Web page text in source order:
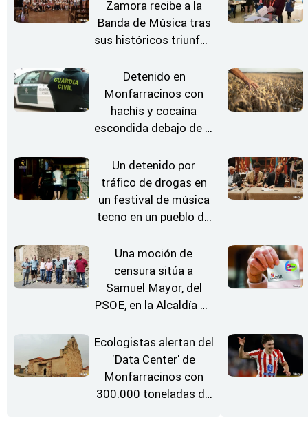
Zamora recibe a la
Banda de Música tras
sus históricos triunfos
Detenido en
Monfarracinos con
hachís y cocaína
escondida debajo de la
coche
Un detenido por
tráfico de drogas en
un festival de música
tecno en un pueblo de
Una moción de
censura sitúa a
Samuel Mayor, del
PSOE, en la Alcaldía de
Ecologistas alertan del
'Data Center' de
Monfarracinos con
300.000 toneladas de